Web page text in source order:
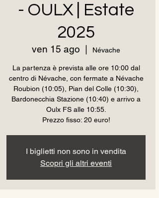
- OULX | Estate
2025
ven 15 ago Névache
La partenza è prevista alle ore 10:00 dal
centro di Névache, con fermate a Névache
Roubion (10:05), Pian del Colle (10:30),
Bardonecchia Stazione (10:40) e arrivo a
Oulx FS alle 10:55.
Prezzo fisso: 20 euro!
I biglietti non sono in vendita
Scopri gli altri eventi